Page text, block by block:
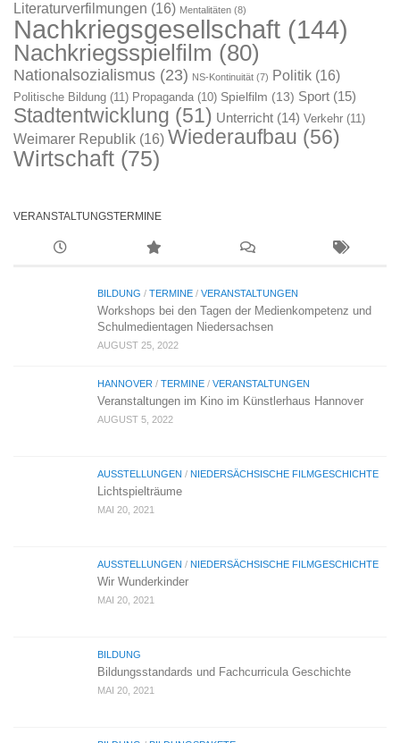
Literaturverfilmungen (16) Mentalitäten (8)
Nachkriegsgesellschaft (144)
Nachkriegsspielfilm (80)
Nationalsozialismus (23) NS-Kontinuität (7) Politik (16)
Politische Bildung (11) Propaganda (10) Spielfilm (13) Sport (15)
Stadtentwicklung (51) Unterricht (14) Verkehr (11)
Weimarer Republik (16) Wiederaufbau (56)
Wirtschaft (75)
VERANSTALTUNGSTERMINE
BILDUNG / TERMINE / VERANSTALTUNGEN
Workshops bei den Tagen der Medienkompetenz und
Schulmedientagen Niedersachsen
AUGUST 25, 2022
HANNOVER / TERMINE / VERANSTALTUNGEN
Veranstaltungen im Kino im Künstlerhaus Hannover
AUGUST 5, 2022
AUSSTELLUNGEN / NIEDERSÄCHSISCHE FILMGESCHICHTE
Lichtspielträume
MAI 20, 2021
AUSSTELLUNGEN / NIEDERSÄCHSISCHE FILMGESCHICHTE
Wir Wunderkinder
MAI 20, 2021
BILDUNG
Bildungsstandards und Fachcurricula Geschichte
MAI 20, 2021